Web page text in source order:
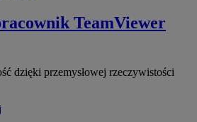
TeamViewer
dzięki przemysłowej rzeczywistości